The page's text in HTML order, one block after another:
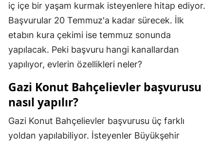
Hatay
Mersin
İstanbul
İzmir
Kastamonu
iç içe bir yaşam kurmak isteyenlere hitap ediyor.
Başvurular 20 Temmuz'a kadar sürecek. İlk
etabın kura çekimi ise temmuz sonunda
yapılacak. Peki başvuru hangi kanallardan
yapılıyor, evlerin özellikleri neler?
Gazi Konut Bahçelievler başvurusu
nasıl yapılır?
Gazi Konut Bahçelievler başvurusu üç farklı
yoldan yapılabiliyor. İsteyenler Büyükşehir